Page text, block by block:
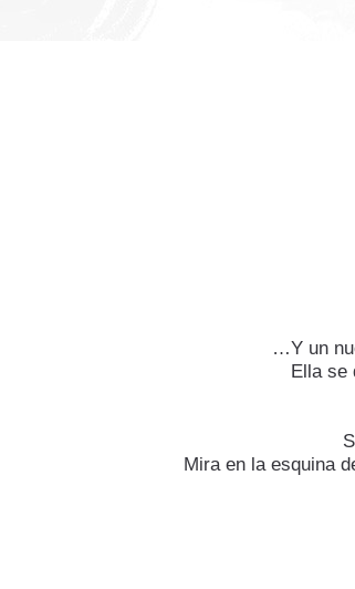
…Y un
Ella se
Mira en la esquina